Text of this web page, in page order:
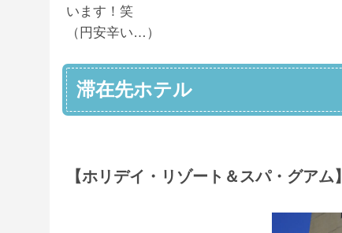
います！笑
（円安辛い…）
滞在先ホテル
【ホリデイ・リゾート＆スパ・グアム】